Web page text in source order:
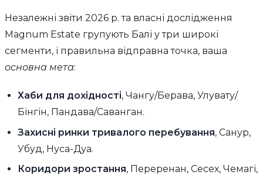
Незалежні звіти 2026 р. та власні дослідження
Magnum Estate групують Балі у три широкі
сегменти, і правильна відправна точка, ваша
основна мета:
Хаби для дохідності, Чангу/Берава, Улувату/
Бінгін, Пандава/Саванган.
Захисні ринки тривалого перебування, Санур,
Убуд, Нуса-Дуа.
Коридори зростання, Переренан, Сесех, Чемагі,